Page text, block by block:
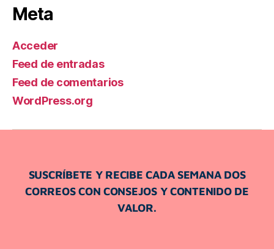
Meta
Acceder
Feed de entradas
Feed de comentarios
WordPress.org
SUSCRÍBETE Y RECIBE CADA SEMANA DOS
CORREOS CON CONSEJOS Y CONTENIDO DE
VALOR.